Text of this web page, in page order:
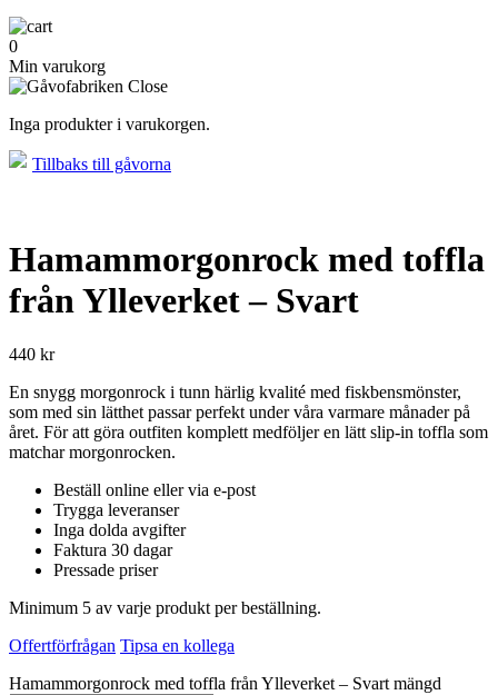
0
Min varukorg
Inga produkter i varukorgen.
Tillbaks till gåvorna
Hamammorgonrock med toffla
från Ylleverket – Svart
440 kr
En snygg morgonrock i tunn härlig kvalité med fiskbensmönster,
som med sin lätthet passar perfekt under våra varmare månader på
året. För att göra outfiten komplett medföljer en lätt slip-in toffla som
matchar morgonrocken.
Beställ online eller via e-post
Trygga leveranser
Inga dolda avgifter
Faktura 30 dagar
Pressade priser
Minimum 5 av varje produkt per beställning.
Offertförfrågan Tipsa en kollega
Hamammorgonrock med toffla från Ylleverket – Svart mängd